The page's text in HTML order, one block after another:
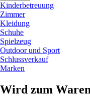
Kinderbetreuung
Zimmer
Kleidung
Schuhe
Spielzeug
Outdoor und Sport
Schlussverkauf
Marken
Wird zum